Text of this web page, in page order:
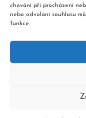
chování při procházení
nebo odvolání souhlasu
funkce.